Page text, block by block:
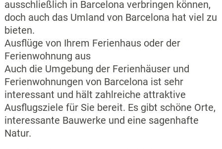
ausschließlich in Barcelona verbringen können,
doch auch das Umland von Barcelona hat viel zu
bieten.
Ausflüge von Ihrem Ferienhaus oder der
Ferienwohnung aus
Auch die Umgebung der Ferienhäuser und
Ferienwohnungen von Barcelona ist sehr
interessant und hält zahlreiche attraktive
Ausflugsziele für Sie bereit. Es gibt schöne Orte,
interessante Bauwerke und eine sagenhafte
Natur.